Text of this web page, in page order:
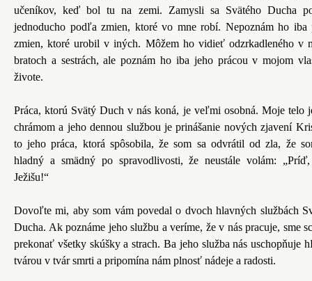
učeníkov, keď bol tu na zemi. Zamysli sa Svätého Ducha
jednoducho podľa zmien, ktoré vo mne robí. Nepoznám ho iba
zmien, ktoré urobil v iných. Môžem ho vidieť odzrkadleného v
bratoch a sestrách, ale poznám ho iba jeho prácou v mojom
živote.
Práca, ktorú Svätý Duch v nás koná, je veľmi osobná. Moje telo
chrámom a jeho dennou službou je prinášanie nových zjavení
to jeho práca, ktorá spôsobila, že som sa odvrátil od zla, že
hladný a smädný po spravodlivosti, že neustále volám: „Príď,
Ježišu!“
Dovoľte mi, aby som vám povedal o dvoch hlavných službách
Ducha. Ak poznáme jeho službu a veríme, že v nás pracuje, sme
prekonať všetky skúšky a strach. Ba jeho služba nás uschopňuje
tvárou v tvár smrti a pripomína nám plnosť nádeje a radosti.